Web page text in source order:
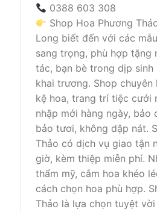
0388 603 308
Shop Hoa Phương
Long biết đến với các
sang trọng, phù hợp tặng
tác, bạn bè trong dịp sinh
khai trương. Shop chuyên
kệ hoa, trang trí tiệc cưới
nhập mới hàng ngày, bảo
bảo tươi, không dập nát.
Thảo có dịch vụ giao tận
giờ, kèm thiệp miễn phí.
thẩm mỹ, cắm hoa khéo
cách chọn hoa phù hợp.
Thảo là lựa chọn tuyệt